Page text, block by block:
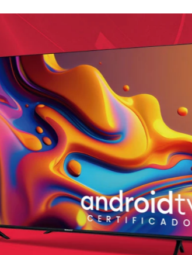
disfrutar de series, películas y
moderna y sofisticada en un llamativo
que destaca en cualquier lugar.
¡Llévate lo mejor